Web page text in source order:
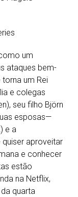
um
ataques bem-
um Rei
e colegas
seu filho Björn
esposas—
e a
quiser aproveitar
e conhecer
estão
na Netflix,
quarta